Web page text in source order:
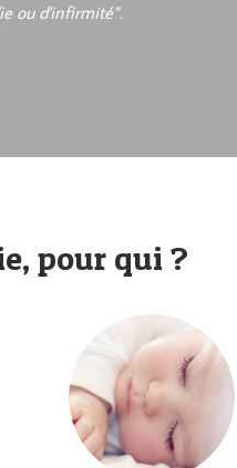
ou d'infirmité”.
pour qui ?